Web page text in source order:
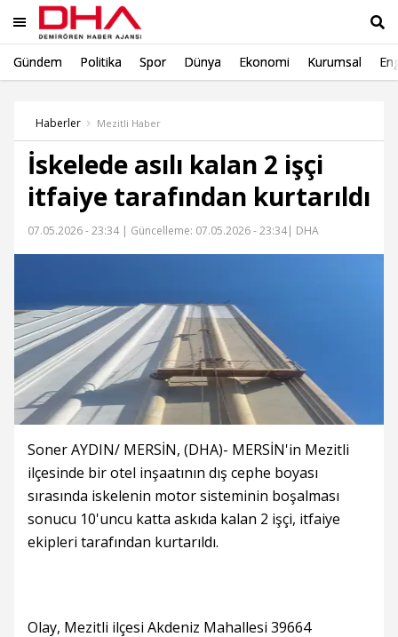
Gündem Politika Spor Dünya Ekonomi Kurumsal
Haberler Mezitli Haber
İskelede asılı kalan 2 işçi
itfaiye tarafından kurtarıldı
07.05.2026 - 23:34 | Güncelleme: 07.05.2026 - 23:34| DHA
Soner AYDIN/ MERSİN, (DHA)- MERSİN'in Mezitli
ilçesinde bir otel inşaatının dış cephe boyası
sırasında iskelenin motor sisteminin boşalması
sonucu 10'uncu katta askıda kalan 2 işçi, itfaiye
ekipleri tarafından kurtarıldı.
Olay, Mezitli ilçesi Akdeniz Mahallesi 39664